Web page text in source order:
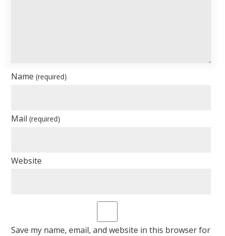
Name(required)
Mail(required)
Website
Save my name, email, and website in this browser for